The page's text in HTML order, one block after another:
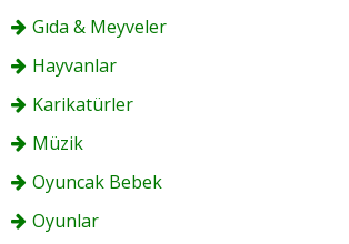
Gıda & Meyveler
Hayvanlar
Karikatürler
Müzik
Oyuncak Bebek
Oyunlar